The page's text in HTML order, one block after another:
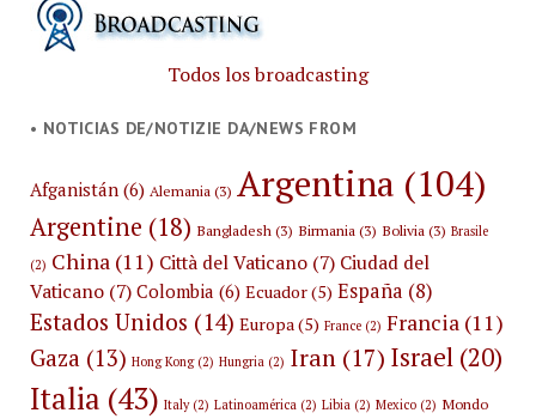
Todos los broadcasting
• NOTICIAS DE/NOTIZIE DA/NEWS FROM
Afganistán(6) Alemania (3) Argentina (104)
Argentine (18) Bangladesh (3) Birmania (3) Bolivia (3) Brasile
(2) China(11) Città del Vaticano(7) Ciudad del
Vaticano(7) Colombia (6) Ecuador(5) España (8)
Estados Unidos (14) Europa(5) France(2) Francia(11)
Gaza (13) Hong Kong(2) Hungria(2) Iran(17) Israel(20)
Italia (43) Italy(2) Latinoamérica(2) Libia(2) Mexico(2) Mondo